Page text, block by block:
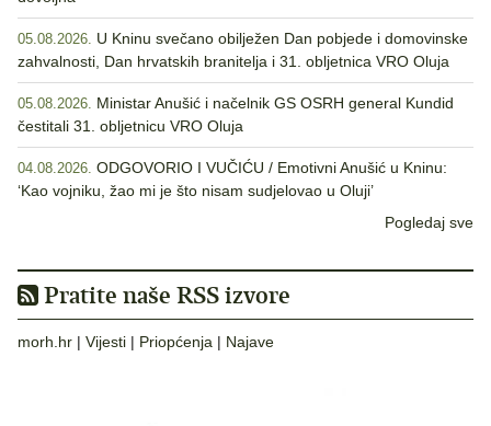
05.08.2026. U Kninu svečano obilježen Dan pobjede i domovinske
zahvalnosti, Dan hrvatskih branitelja i 31. obljetnica VRO Oluja
05.08.2026. Ministar Anušić i načelnik GS OSRH general Kundid
čestitali 31. obljetnicu VRO Oluja
04.08.2026. ODGOVORIO I VUČIĆU / Emotivni Anušić u Kninu:
‘Kao vojniku, žao mi je što nisam sudjelovao u Oluji’
Pogledaj sve
Pratite naše RSS izvore
morh.hr | Vijesti | Priopćenja | Najave